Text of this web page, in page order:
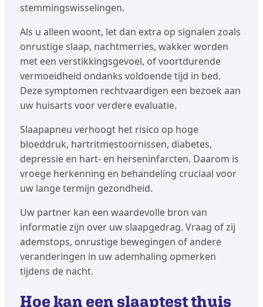
stemmingswisselingen.
Als u alleen woont, let dan extra op signalen zoals
onrustige slaap, nachtmerries, wakker worden
met een verstikkingsgevoel, of voortdurende
vermoeidheid ondanks voldoende tijd in bed.
Deze symptomen rechtvaardigen een bezoek aan
uw huisarts voor verdere evaluatie.
Slaapapneu verhoogt het risico op hoge
bloeddruk, hartritmestoornissen, diabetes,
depressie en hart- en herseninfarcten. Daarom is
vroege herkenning en behandeling cruciaal voor
uw lange termijn gezondheid.
Uw partner kan een waardevolle bron van
informatie zijn over uw slaapgedrag. Vraag of zij
ademstops, onrustige bewegingen of andere
veranderingen in uw ademhaling opmerken
tijdens de nacht.
Hoe kan een slaaptest thuis